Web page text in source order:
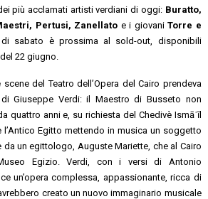
più acclamati artisti verdiani di oggi: Buratto,
Pertusi, Zanellato e i giovaniTorre e
di sabato è prossima al sold-out, disponibili
22 giugno.
del Teatro dell’Opera del Cairo prendeva
Giuseppe Verdi: il Maestro di Busseto non
quattro anni e, su richiesta del Chedivè Ismāʿīl
l’Antico Egitto mettendo in musica un soggetto
un egittologo, Auguste Mariette, che al Cairo
Egizio. Verdi, con i versi di Antonio
un’opera complessa, appassionante, ricca di
creato un nuovo immaginario musicale